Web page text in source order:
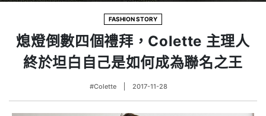
FASHION STORY
熄燈倒數四個禮拜，Colette 主理人
終於坦白自己是如何成為聯名之王
#Colette 2017-11-28